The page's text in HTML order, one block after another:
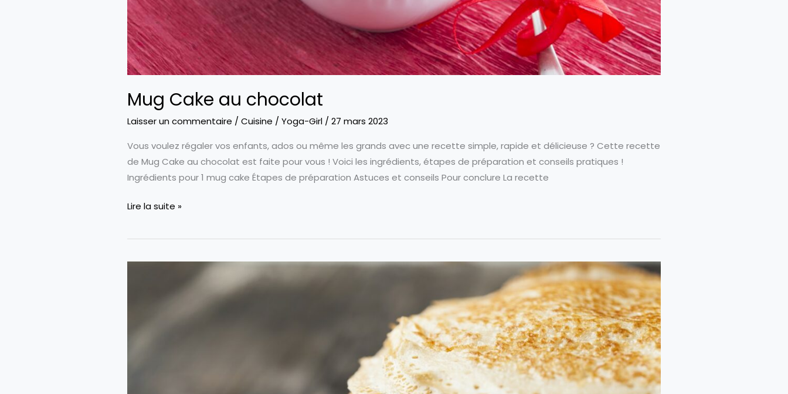
Mug Cake au chocolat
Laisser un commentaire /Cuisine /Yoga-Girl /27 mars 2023
Vous voulez régaler vos enfants, ados ou même les grands avec une recette simple, rapide et délicieuse ? Cette recette
de Mug Cake au chocolat est faite pour vous ! Voici les ingrédients, étapes de préparation et conseils pratiques !
Ingrédients pour 1 mug cake Étapes de préparation Astuces et conseils Pour conclure La recette
Mug
au
Lire la suite »